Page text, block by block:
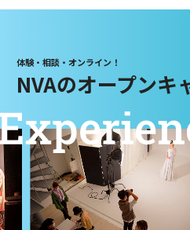
体験・相談・オンライン！
NVAのオープンキ